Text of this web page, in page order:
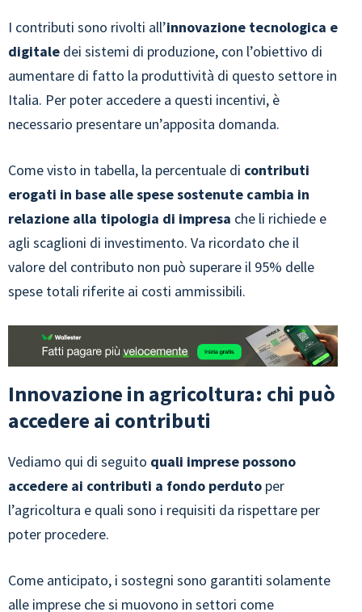
I contributi sono rivolti all’innovazione tecnologica e
digitale dei sistemi di produzione, con l’obiettivo di
aumentare di fatto la produttività di questo settore in
Italia. Per poter accedere a questi incentivi, è
necessario presentare un’apposita domanda.
Come visto in tabella, la percentuale di contributi
erogati in base alle spese sostenute cambia in
relazione alla tipologia di impresa che li richiede e
agli scaglioni di investimento. Va ricordato che il
valore del contributo non può superare il 95% delle
spese totali riferite ai costi ammissibili.
Innovazione in agricoltura: chi può
accedere ai contributi
Vediamo qui di seguito quali imprese possono
accedere ai contributi a fondo perduto per
l’agricoltura e quali sono i requisiti da rispettare per
poter procedere.
Come anticipato, i sostegni sono garantiti solamente
alle imprese che si muovono in settori come